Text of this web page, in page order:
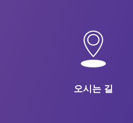
오시는 길